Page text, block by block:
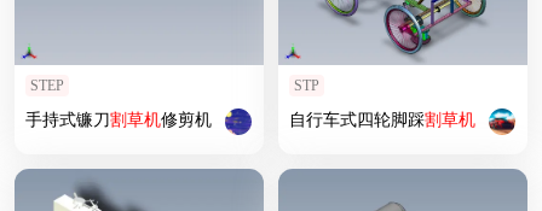
STEP
手持式镰刀割草机修剪机
STP
自行车式四轮脚踩割草机